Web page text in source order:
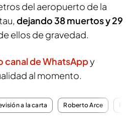
del aeropuerto de la
dejando 38 muertos y 29
ellos de gravedad.
canal de WhatsAppy
al momento.
a la carta Roberto Arce